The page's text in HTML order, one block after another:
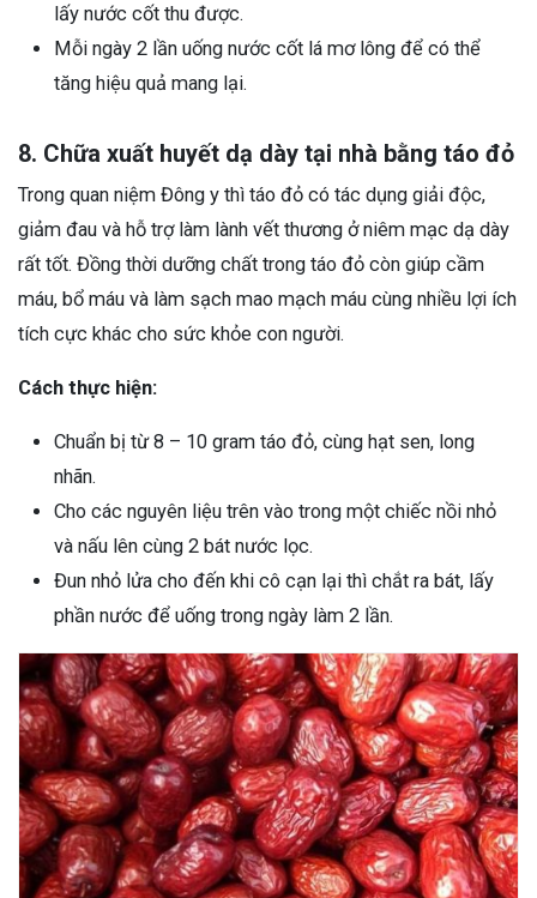
lấy nước cốt thu được.
Mỗi ngày 2 lần uống nước cốt lá mơ lông để có thể
tăng hiệu quả mang lại.
8. Chữa xuất huyết dạ dày tại nhà bằng táo đỏ
Trong quan niệm Đông y thì táo đỏ có tác dụng giải độc,
giảm đau và hỗ trợ làm lành vết thương ở niêm mạc dạ dày
rất tốt. Đồng thời dưỡng chất trong táo đỏ còn giúp cầm
máu, bổ máu và làm sạch mao mạch máu cùng nhiều lợi ích
tích cực khác cho sức khỏe con người.
Cách thực hiện:
Chuẩn bị từ 8 – 10 gram táo đỏ, cùng hạt sen, long
nhãn.
Cho các nguyên liệu trên vào trong một chiếc nồi nhỏ
và nấu lên cùng 2 bát nước lọc.
Đun nhỏ lửa cho đến khi cô cạn lại thì chắt ra bát, lấy
phần nước để uống trong ngày làm 2 lần.